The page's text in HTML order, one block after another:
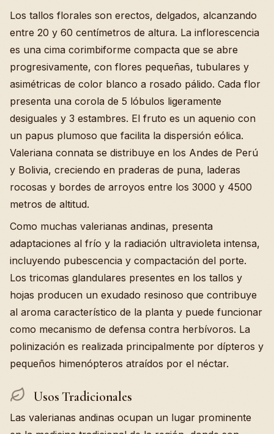
Los tallos florales son erectos, delgados, alcanzando
entre 20 y 60 centímetros de altura. La inflorescencia
es una cima corimbiforme compacta que se abre
progresivamente, con flores pequeñas, tubulares y
asimétricas de color blanco a rosado pálido. Cada flor
presenta una corola de 5 lóbulos ligeramente
desiguales y 3 estambres. El fruto es un aquenio con
un papus plumoso que facilita la dispersión eólica.
Valeriana connata se distribuye en los Andes de Perú
y Bolivia, creciendo en praderas de puna, laderas
rocosas y bordes de arroyos entre los 3000 y 4500
metros de altitud.
Como muchas valerianas andinas, presenta
adaptaciones al frío y la radiación ultravioleta intensa,
incluyendo pubescencia y compactación del porte.
Los tricomas glandulares presentes en los tallos y
hojas producen un exudado resinoso que contribuye
al aroma característico de la planta y puede funcionar
como mecanismo de defensa contra herbívoros. La
polinización es realizada principalmente por dípteros y
pequeños himenópteros atraídos por el néctar.
Usos Tradicionales
Las valerianas andinas ocupan un lugar prominente